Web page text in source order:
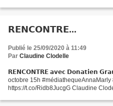
𝗥𝗘𝗡𝗖𝗢𝗡𝗧𝗥𝗘...
Publié le 25/09/2020 à 11:49
Par Claudine Clodelle
𝗥𝗘𝗡𝗖𝗢𝗡𝗧𝗥𝗘 𝗮𝘃𝗲𝗰 𝗗𝗼𝗻𝗮𝘁𝗶𝗲𝗻 𝗚𝗿𝗮𝘂
octobre 15h
https://t.co/Ridb8JucgG Claudine